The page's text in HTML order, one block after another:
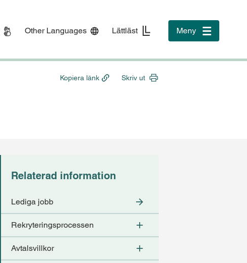
Other Languages Lättläst Meny
Toggle
navigation
Kopiera länk Skriv ut
Relaterad information
Lediga jobb
Rekryteringsprocessen
Avtalsvillkor